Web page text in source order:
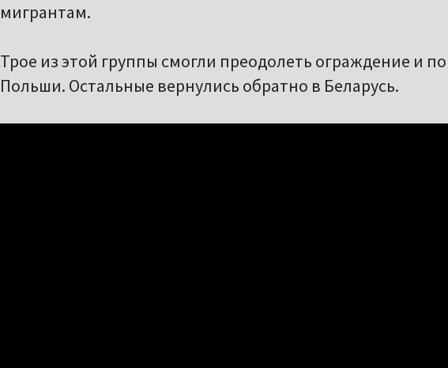
мигрантам.
Трое из этой группы смогли преодолеть ограждение и
Польши. Остальные вернулись обратно в Беларусь.